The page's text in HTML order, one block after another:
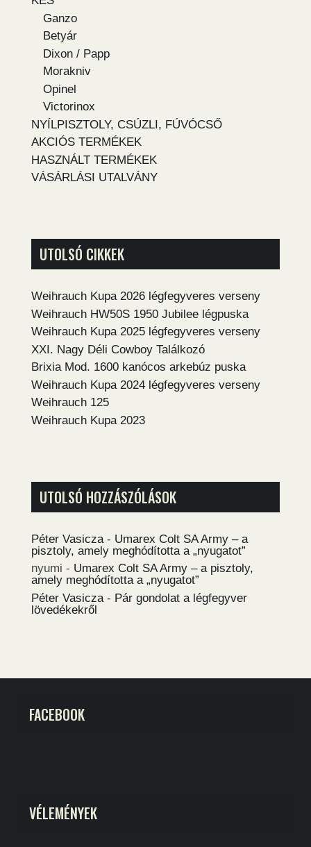
Ganzo
Betyár
Dixon / Papp
Morakniv
Opinel
Victorinox
NYÍLPISZTOLY, CSÚZLI, FÚVÓCSŐ
AKCIÓS TERMÉKEK
HASZNÁLT TERMÉKEK
VÁSÁRLÁSI UTALVÁNY
UTOLSÓ CIKKEK
Weihrauch Kupa 2026 légfegyveres verseny
Weihrauch HW50S 1950 Jubilee légpuska
Weihrauch Kupa 2025 légfegyveres verseny
XXI. Nagy Déli Cowboy Találkozó
Brixia Mod. 1600 kanócos arkebúz puska
Weihrauch Kupa 2024 légfegyveres verseny
Weihrauch 125
Weihrauch Kupa 2023
UTOLSÓ HOZZÁSZÓLÁSOK
Péter Vasicza - Umarex Colt SA Army – a
pisztoly, amely meghódította a „nyugatot”
nyumi - Umarex Colt SA Army – a pisztoly,
amely meghódította a „nyugatot”
Péter Vasicza - Pár gondolat a légfegyver
lövedékekről
FACEBOOK
VÉLEMÉNYEK